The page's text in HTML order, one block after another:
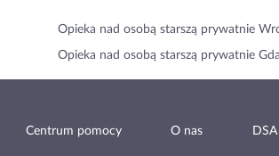
Opieka nad osobą starszą prywatnie
Opieka nad osobą starszą prywatnie
Centrum pomocy O nas DSA